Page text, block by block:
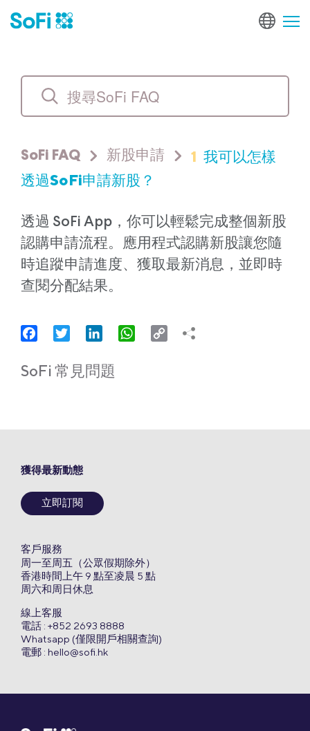
SoFi FAQ 新股申請 1 我可以怎樣
透過SoFi申請新股？
透過 SoFi App，你可以輕鬆完成整個新股
認購申請流程。應用程式認購新股讓您隨
時追蹤申請進度、獲取最新消息，並即時
查閱分配結果。
FacebookTwitter LinkedInWhatsApp
Copy
SoFi 常見問題
獲得最新動態
立即訂閱
客戶服務
周一至周五（公眾假期除外）
香港時間上午 9 點至凌晨 5 點
周六和周日休息
線上客服
電話 : +852 2693 8888
Whatsapp (僅限開戶相關查詢)
電郵 : hello@sofi.hk